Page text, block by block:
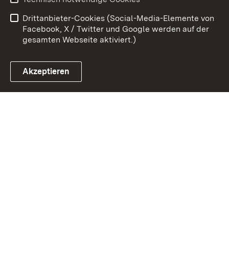
Link zum Landesportal
Barrierefreiheit
Impressum
Cookies
Drittanbieter-Cookies (Social-Media-Elemente von
Facebook, X / Twitter und Google werden auf der
gesamten Webseite aktiviert.)
Akzeptieren